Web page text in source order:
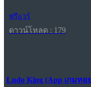
ฟรีแวร์
ดาวน์โหลด : 179
Ludo King (App เกมท